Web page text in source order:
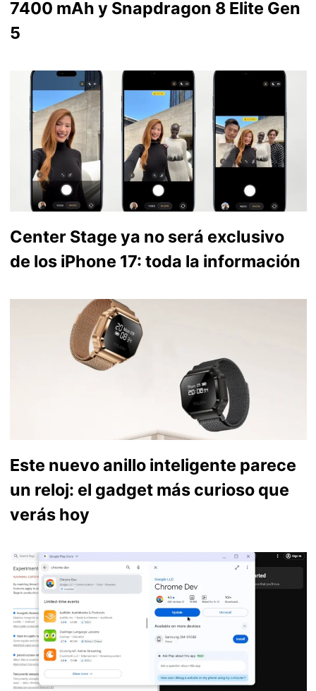
7400 mAh y Snapdragon 8 Elite Gen
5
Center Stage ya no será exclusivo
de los iPhone 17: toda la información
Este nuevo anillo inteligente parece
un reloj: el gadget más curioso que
verás hoy